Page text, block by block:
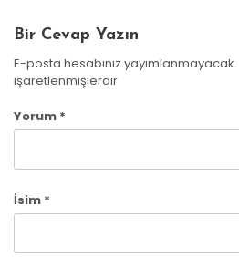
Bir Cevap Yazın
E-posta hesabınız yayımlanmayacak.
işaretlenmişlerdir
Yorum *
İsim *